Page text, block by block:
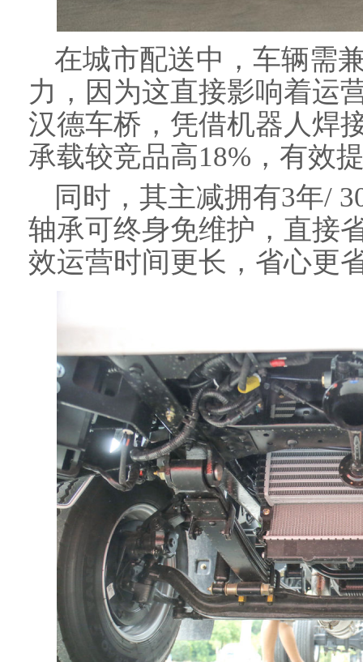
在城市配送中，车辆需
力，因为这直接影响着运
汉德车桥，凭借机器人焊
承载较竞品高18%，有效
同时，其主减拥有3年/
轴承可终身免维护，直接
效运营时间更长，省心更